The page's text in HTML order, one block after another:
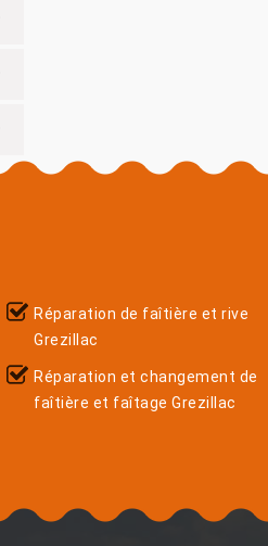
Réparation de faîtière et rive
Grezillac
Réparation et changement de
faîtière et faîtage Grezillac